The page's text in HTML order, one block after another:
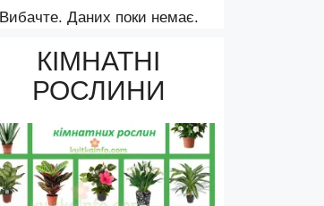
Вибачте. Даних поки немає.
КІМНАТНІ
РОСЛИНИ